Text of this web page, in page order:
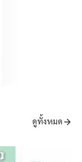
ดูทั้งหมด